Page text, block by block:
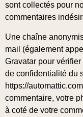
sont collectés pour
commentaires
Une chaîne
mail (également
Gravatar pour
de confidentialité du
https://
commentaire, votre
à coté de votre